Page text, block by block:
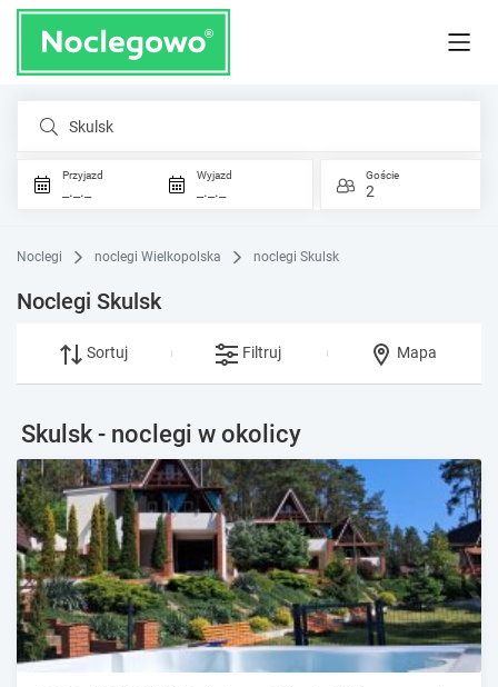
Skulsk
Przyjazd
_._._
Wyjazd
_._._
Goście
2
Noclegi noclegi Wielkopolska noclegi Skulsk
Noclegi Skulsk
Sortuj Filtruj Mapa
Skulsk - noclegi w okolicy